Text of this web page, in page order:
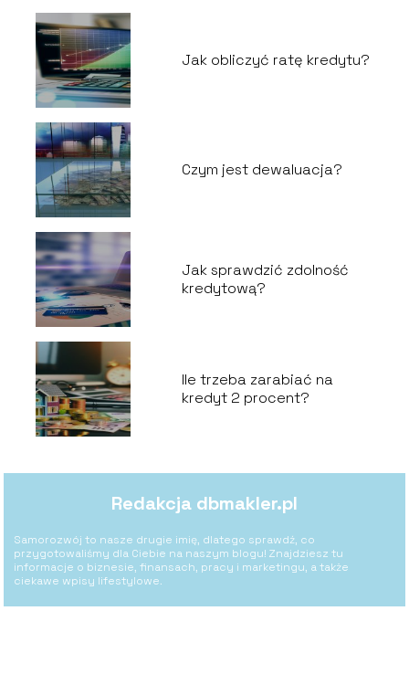
Jak obliczyć ratę kredytu?
Czym jest dewaluacja?
Jak sprawdzić zdolność
kredytową?
Ile trzeba zarabiać na
kredyt 2 procent?
Redakcja dbmakler.pl
Samorozwój to nasze drugie imię, dlatego sprawdź, co
przygotowaliśmy dla Ciebie na naszym blogu! Znajdziesz tu
informacje o biznesie, finansach, pracy i marketingu, a także
ciekawe wpisy lifestylowe.